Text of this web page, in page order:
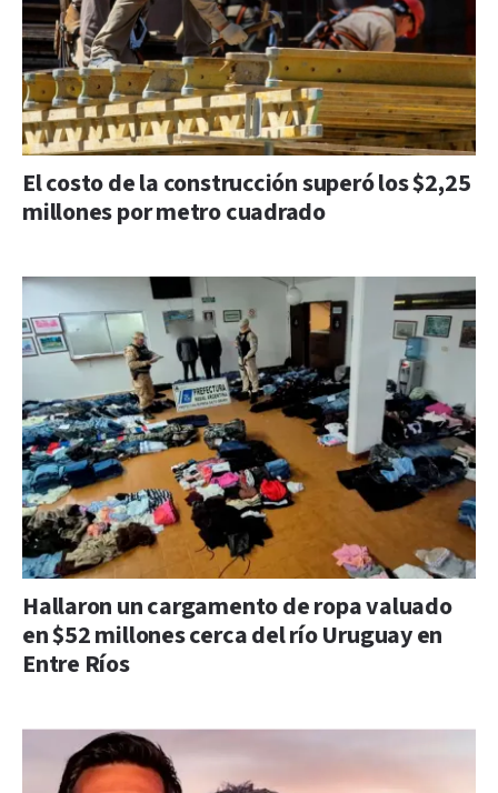
El costo de la construcción superó los $2,25
millones por metro cuadrado
Hallaron un cargamento de ropa valuado
en $52 millones cerca del río Uruguay en
Entre Ríos